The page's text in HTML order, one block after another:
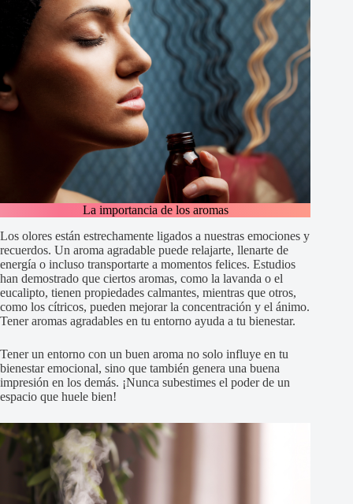
La importancia de los aromas
Los olores están estrechamente ligados a nuestras emociones y
recuerdos. Un aroma agradable puede relajarte, llenarte de
energía o incluso transportarte a momentos felices. Estudios
han demostrado que ciertos aromas, como la lavanda o el
eucalipto, tienen propiedades calmantes, mientras que otros,
como los cítricos, pueden mejorar la concentración y el ánimo.
Tener aromas agradables en tu entorno ayuda a tu bienestar.
Tener un entorno con un buen aroma no solo influye en tu
bienestar emocional, sino que también genera una buena
impresión en los demás. ¡Nunca subestimes el poder de un
espacio que huele bien!